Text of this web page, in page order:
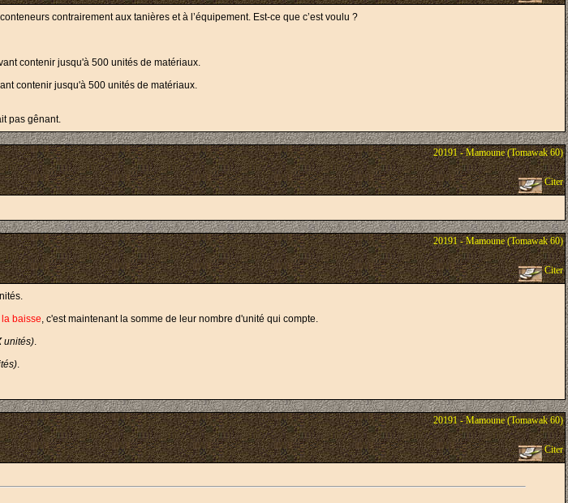
contrairement aux tanières et à l’équipement. Est-ce que c’est voulu ?
contenir jusqu'à 500 unités de matériaux.
contenir jusqu'à 500 unités de matériaux.
pas gênant.
20191 - Mamoune (Tomawak 60)
Citer
20191 - Mamoune (Tomawak 60)
Citer
la baisse, c'est maintenant la somme de leur nombre d'unité qui compte.
unités).
.
20191 - Mamoune (Tomawak 60)
Citer